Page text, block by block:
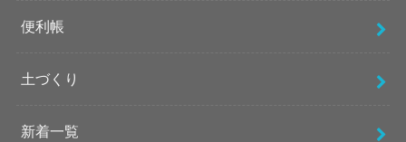
便利帳
土づくり
新着一覧